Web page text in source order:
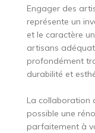
Engager des
représente un
et le caractère
artisans
profondément
durabilité et
La collaboration
possible une
parfaitement à